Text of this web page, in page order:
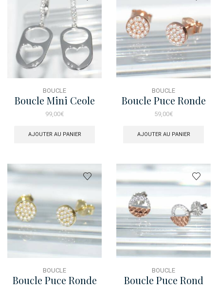
BOUCLE
Boucle Mini Ceole
Cannette Coeur
99,00€
AJOUTER AU PANIER
BOUCLE
Boucle Puce Ronde
Perle Rose
59,00€
AJOUTER AU PANIER
BOUCLE
Boucle Puce Ronde
BOUCLE
Boucle Puce Rond